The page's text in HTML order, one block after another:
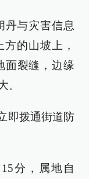
丹与灾害信息
的山坡上，
面裂缝，边缘
。
即拨通街道防
分，属地自